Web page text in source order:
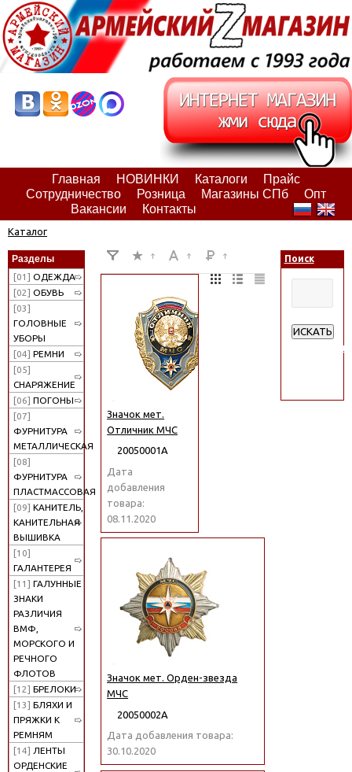
Главная НОВИНКИ Каталоги
Прайс
Сотрудничество
Розница Магазины СПб
Опт
Вакансии
Контакты
Каталог
Разделы
[01] ОДЕЖДА
[02] ОБУВЬ
[03]
ГОЛОВНЫЕ
УБОРЫ
[04] РЕМНИ
[05]
СНАРЯЖЕНИЕ
[06] ПОГОНЫ
[07]
ФУРНИТУРА
МЕТАЛЛИЧЕСКАЯ
[08]
ФУРНИТУРА
ПЛАСТМАССОВАЯ
[09] КАНИТЕЛЬ,
КАНИТЕЛЬНАЯ
ВЫШИВКА
[10]
ГАЛАНТЕРЕЯ
[11] ГАЛУННЫЕ
ЗНАКИ
РАЗЛИЧИЯ
ВМФ,
МОРСКОГО И
РЕЧНОГО
ФЛОТОВ
[12] БРЕЛОКИ
[13] БЛЯХИ И
ПРЯЖКИ К
РЕМНЯМ
[14] ЛЕНТЫ
ОРДЕНСКИЕ
Значок мет.
Отличник МЧС
20050001А
Дата
добавления
товара:
08.11.2020
Значок мет. Орден-звезда
МЧС
20050002А
Дата добавления товара:
30.10.2020
Поиск
ИСКАТЬ